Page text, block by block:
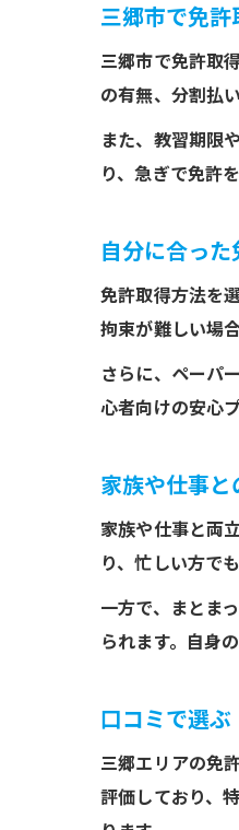
三郷市で免許
三郷市で免許取
の有無、分割払
また、教習期限
り、急ぎで免許
自分に合っ
免許取得方法を
拘束が難しい場
さらに、ペーパ
心者向けの安心
家族や仕事
家族や仕事と両
り、忙しい方で
一方で、まとま
られます。自身
口コミで選
三郷エリアの免
評価しており、